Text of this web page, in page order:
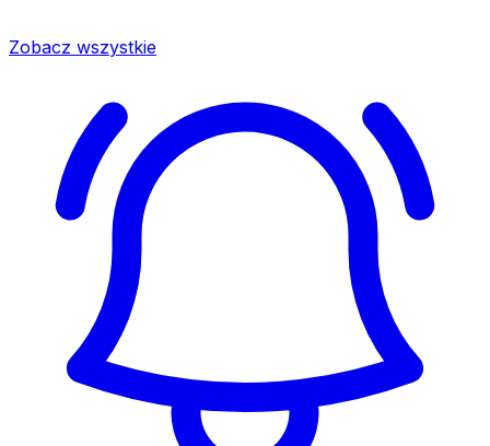
Zobacz wszystkie